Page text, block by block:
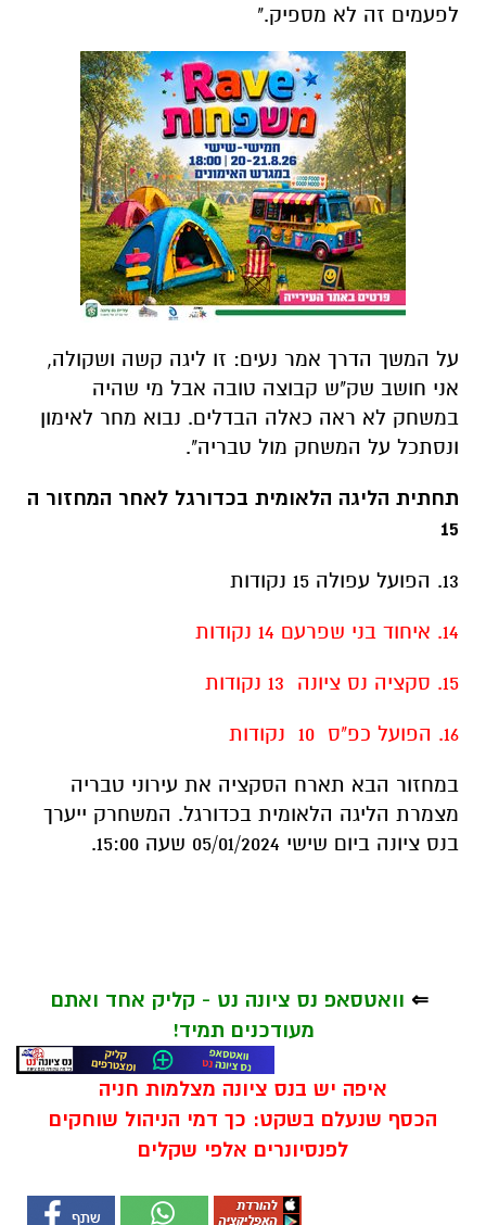
לפעמים זה לא מספיק."
על המשך הדרך אמר נעים: זו ליגה קשה ושקולה,
אני חושב שק"ש קבוצה טובה אבל מי שהיה
במשחק לא ראה כאלה הבדלים. נבוא מחר לאימון
ונסתכל על המשחק מול טבריה".
תחתית הליגה הלאומית בכדורגל לאחר המחזור ה
15
13. הפועל עפולה 15 נקודות
14. איחוד בני שפרעם 14 נקודות
15. סקציה נס ציונה 13 נקודות
16. הפועל כפ"ס 10 נקודות
במחזור הבא תארח הסקציה את עירוני טבריה
מצמרת הליגה הלאומית בכדורגל. המשחרק ייערך
בנס ציונה ביום שישי 05/01/2024 שעה 15:00.
⇐ וואטסאפ נס ציונה נט - קליק אחד ואתם
מעודכנים תמיד!
איפה יש בנס ציונה מצלמות חניה
הכסף שנעלם בשקט: כך דמי הניהול שוחקים
לפנסיונרים אלפי שקלים